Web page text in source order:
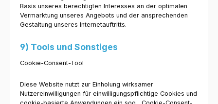
Basis unseres berechtigten Interesses an der optimalen
Vermarktung unseres Angebots und der ansprechenden
Gestaltung unseres Internetauftritts.
9) Tools und Sonstiges
Cookie-Consent-Tool
Diese Website nutzt zur Einholung wirksamer
Nutzereinwilligungen für einwilligungspflichtige Cookies und